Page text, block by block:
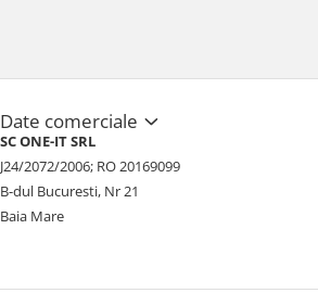
Date comerciale
SC ONE-IT SRL
J24/2072/2006; RO 20169099
B-dul Bucuresti, Nr 21
Baia Mare